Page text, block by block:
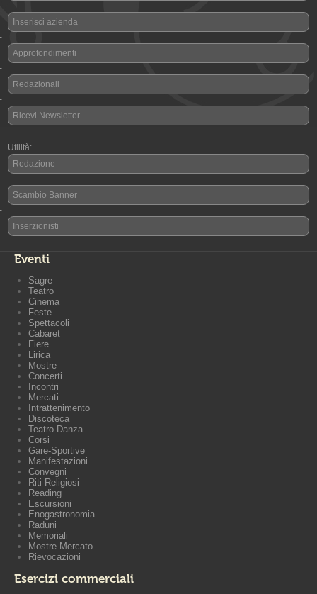
-
Inserisci azienda
-
Approfondimenti
-
Redazionali
-
Ricevi Newsletter
Utilità:
Redazione
-
Scambio Banner
-
Inserzionisti
Eventi
Sagre
Teatro
Cinema
Feste
Spettacoli
Cabaret
Fiere
Lirica
Mostre
Concerti
Incontri
Mercati
Intrattenimento
Discoteca
Teatro-Danza
Corsi
Gare-Sportive
Manifestazioni
Convegni
Riti-Religiosi
Reading
Escursioni
Enogastronomia
Raduni
Memoriali
Mostre-Mercato
Rievocazioni
Esercizi commerciali